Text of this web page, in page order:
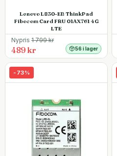
Lenovo L830-EB ThinkPad
Fibocom Card FRU 01AX761 4G
LTE
Nypris 1 799kr
489 kr 56 i lager
- 73%